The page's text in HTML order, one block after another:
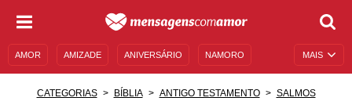
MAIS
AMOR AMIZADE ANIVERSÁRIO NAMORO
CATEGORIAS BÍBLIA ANTIGO TESTAMENTO SALMOS